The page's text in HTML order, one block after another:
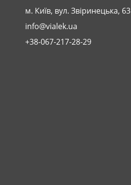
м. Київ, вул. Звіринецька, 63
info@vialek.ua
+38-067-217-28-29